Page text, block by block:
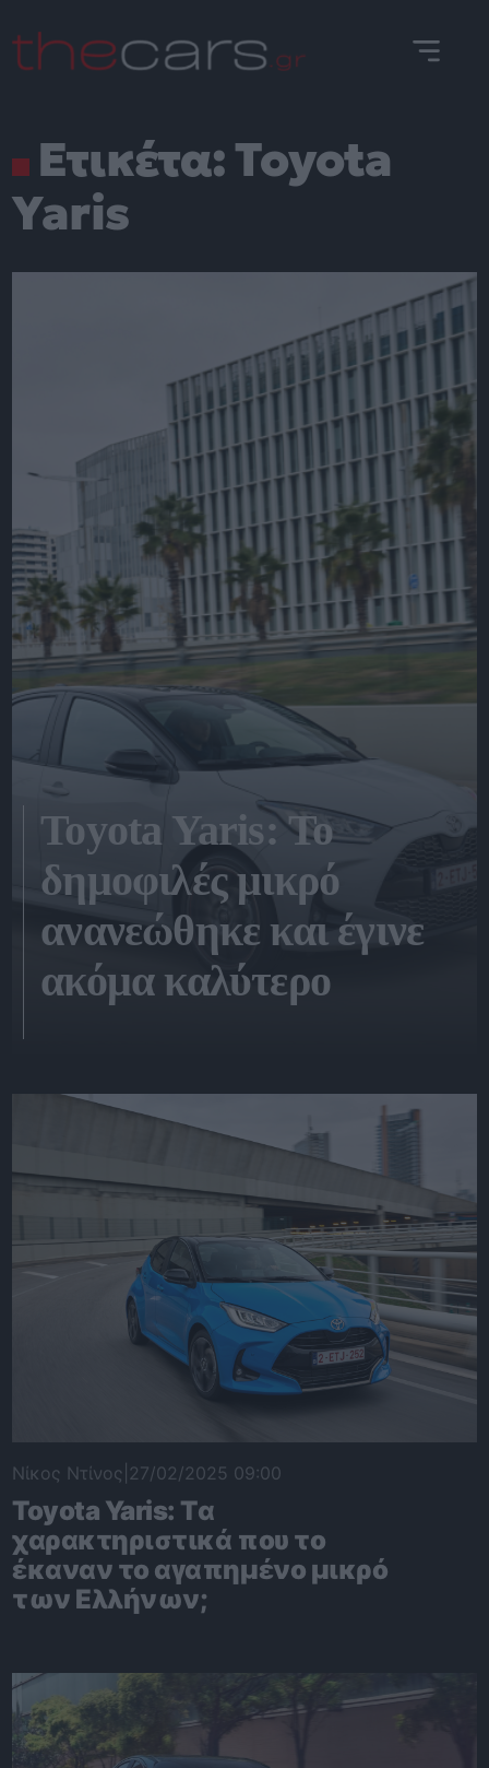
to
content
Ετικέτα:Toyota
Yaris
Toyota Yaris: Το
δημοφιλές μικρό
ανανεώθηκε και έγινε
ακόμα καλύτερο
Νίκος Ντίνος 27/02/2025 09:00
Toyota Yaris: Tα
χαρακτηριστικά που το
έκαναν το αγαπημένο μικρό
των Ελλήνων;